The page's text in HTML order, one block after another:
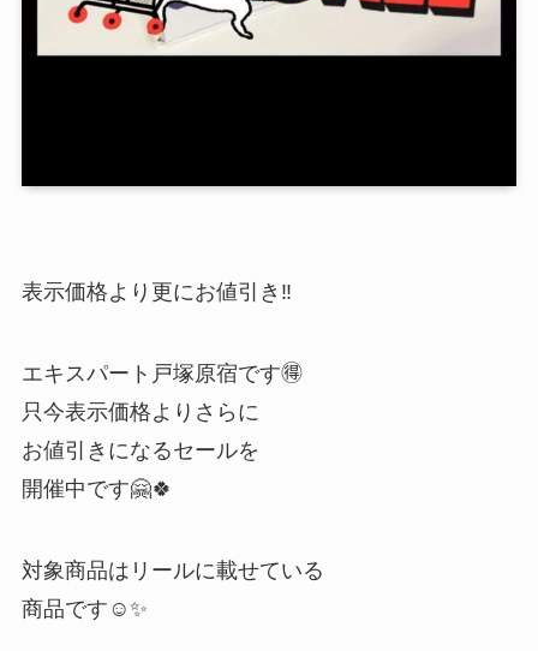
表示価格より更にお値引き‼
エキスパート戸塚原宿です🉐
只今表示価格よりさらに
お値引きになるセールを
開催中です🤗🍀
対象商品はリールに載せている
商品です☺️✨